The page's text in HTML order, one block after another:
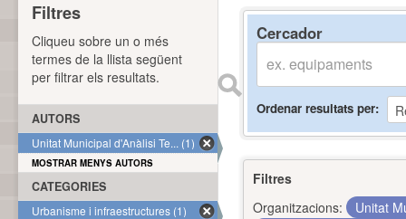
Cercador
Ordenar resultats per
Filtres
Organitzacions:
Unitat
Filtres
Cliqueu sobre un o més
termes de la llista següent
per filtrar els resultats.
AUTORS
Unitat Municipal d'Anàlisi Te... (1)
MOSTRAR MENYS AUTORS
CATEGORIES
Urbanisme i infraestructures (1)